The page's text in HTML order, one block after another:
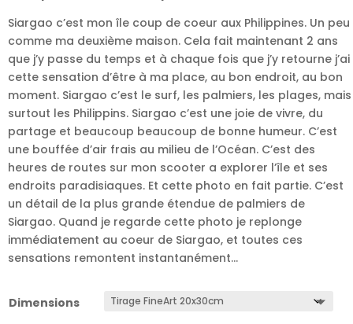
Siargao c’est mon île coup de coeur aux Philippines. Un peu
comme ma deuxième maison. Cela fait maintenant 2 ans
que j’y passe du temps et à chaque fois que j’y retourne j’ai
cette sensation d’être à ma place, au bon endroit, au bon
moment. Siargao c’est le surf, les palmiers, les plages, mais
surtout les Philippins. Siargao c’est une joie de vivre, du
partage et beaucoup beaucoup de bonne humeur. C’est
une bouffée d’air frais au milieu de l’Océan. C’est des
heures de routes sur mon scooter a explorer l’île et ses
endroits paradisiaques. Et cette photo en fait partie. C’est
un détail de la plus grande étendue de palmiers de
Siargao. Quand je regarde cette photo je replonge
immédiatement au coeur de Siargao, et toutes ces
sensations remontent instantanément…
Dimensions